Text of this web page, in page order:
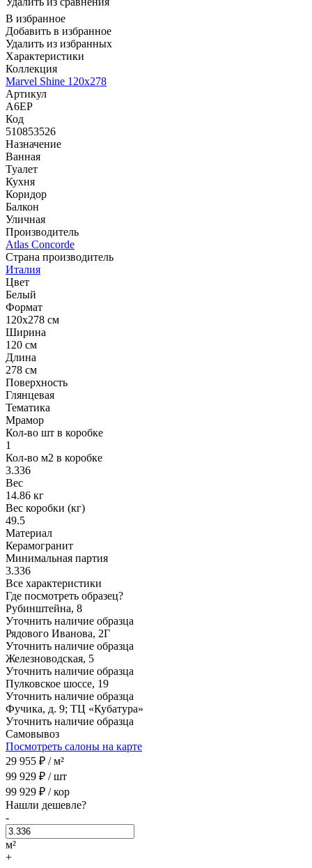
В избранное
Добавить в избранное
Удалить из избранных
Характеристики
Коллекция
Marvel Shine 120x278
Артикул
A6EP
Код
510853526
Назначение
Ванная
Туалет
Кухня
Коридор
Балкон
Уличная
Производитель
Atlas Concorde
Страна производитель
Италия
Цвет
Белый
Формат
120x278 см
Ширина
120 см
Длина
278 см
Поверхность
Глянцевая
Тематика
Мрамор
Кол-во шт в коробке
1
Кол-во м2 в коробке
3.336
Вес
14.86 кг
Вес коробки (кг)
49.5
Материал
Керамогранит
Минимальная партия
3.336
Все характеристики
Где посмотреть образец?
Рубинштейна, 8
Уточнить наличие образца
Рядового Иванова, 2Г
Уточнить наличие образца
Железноводская, 5
Уточнить наличие образца
Пулковское шоссе, 19
Уточнить наличие образца
Фучика, д. 9; ТЦ «Кубатура»
Уточнить наличие образца
Самовывоз
Посмотреть салоны на карте
29 955 ₽ /м²
99 929 ₽ /шт
99 929 ₽ /кор
Нашли дешевле?
-
м²
+